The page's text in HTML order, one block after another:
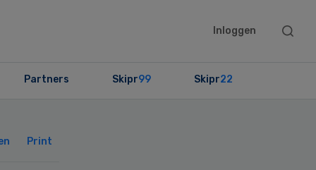
Inloggen
Search
Partners Skipr99 Skipr22
Print